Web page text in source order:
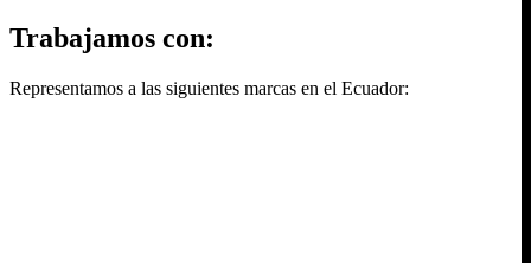
Trabajamos con:
Representamos a las siguientes marcas en el Ecuador: